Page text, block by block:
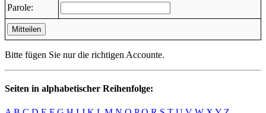
Parole:
Mitteilen
Bitte fügen Sie nur die richtigen Accounte.
Seiten in alphabetischer Reihenfolge: